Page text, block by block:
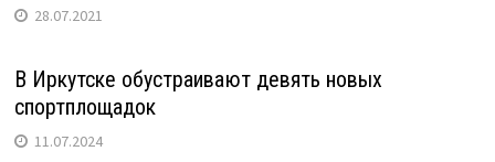
28.07.2021
В Иркутске обустраивают девять новых
спортплощадок
11.07.2024